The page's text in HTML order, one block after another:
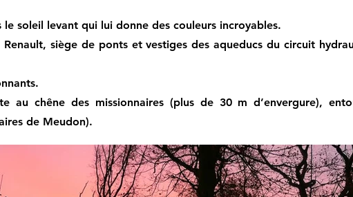
soleil levant qui lui donne des couleurs incroyables.
siège de ponts et vestiges des aqueducs du circuit
au chêne des missionnaires (plus de 30 m d’envergure),
de Meudon).